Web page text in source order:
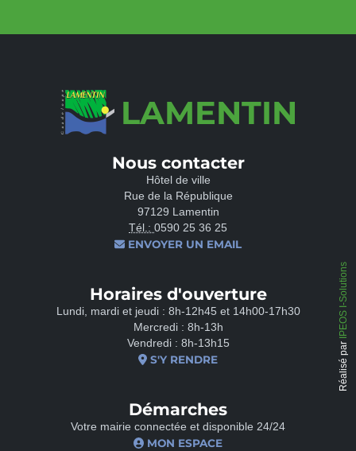
LAMENTIN
Nous contacter
Hôtel de ville
Rue de la République
97129 Lamentin
Tél.: 0590 25 36 25
ENVOYER UN EMAIL
Horaires d'ouverture
Lundi, mardi et jeudi : 8h-12h45 et 14h00-17h30
Mercredi : 8h-13h
Vendredi : 8h-13h15
S'Y RENDRE
Démarches
Votre mairie connectée et disponible 24/24
MON ESPACE
Réalisé par
IPEOS I-Solutions